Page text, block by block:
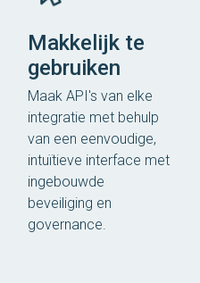
Makkelijk te
gebruiken
Maak API's van elke
integratie met behulp
van een eenvoudige,
intuïtieve interface met
ingebouwde
beveiliging en
governance.